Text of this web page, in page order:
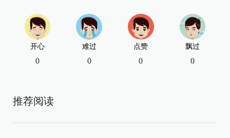
开心
0
难过
0
点赞
0
飘过
0
推荐阅读